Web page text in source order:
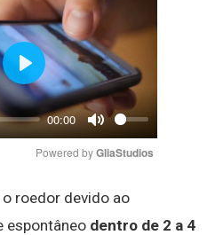
00:00
Mute
Play
Powered by GliaStudios
roedor devido ao
espontâneo dentro de 2 a 4